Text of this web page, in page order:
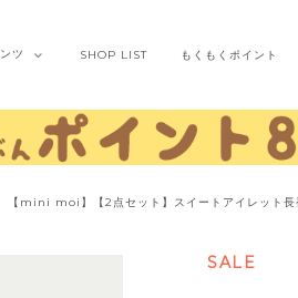
ツ SHOP LIST もくもくポイント
【mini moi】【2点セット】スイートアイレット長
SALE